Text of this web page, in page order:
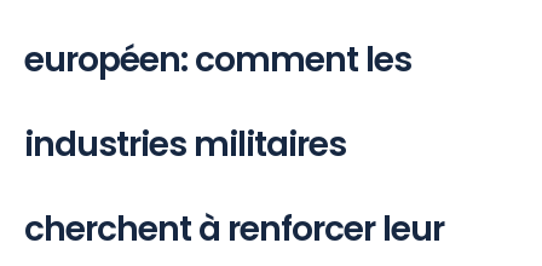
européen: comment les
industries militaires
cherchent à renforcer leur